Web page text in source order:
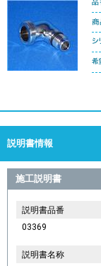
説明書情報
施工説明書
説明書品番
03369
説明書名称